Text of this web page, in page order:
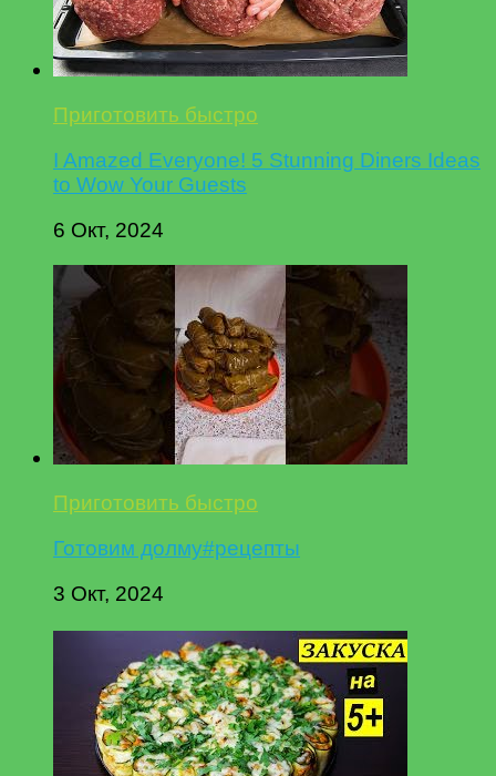
Приготовить быстро
I Amazed Everyone! 5 Stunning Diners Ideas
to Wow Your Guests
6 Окт, 2024
Приготовить быстро
Готовим долму#рецепты
3 Окт, 2024